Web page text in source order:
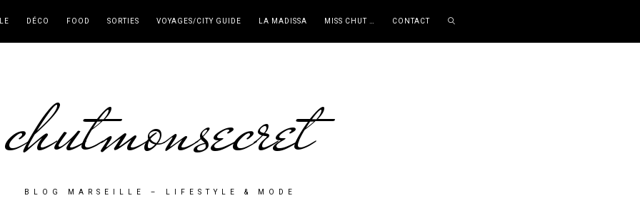
DÉCO FOOD SORTIES VOYAGES/CITY GUIDE LA MADISSA MISS CHUT … CONTACT
chutmonsecret
BLOG MARSEILLE – LIFESTYLE & MODE